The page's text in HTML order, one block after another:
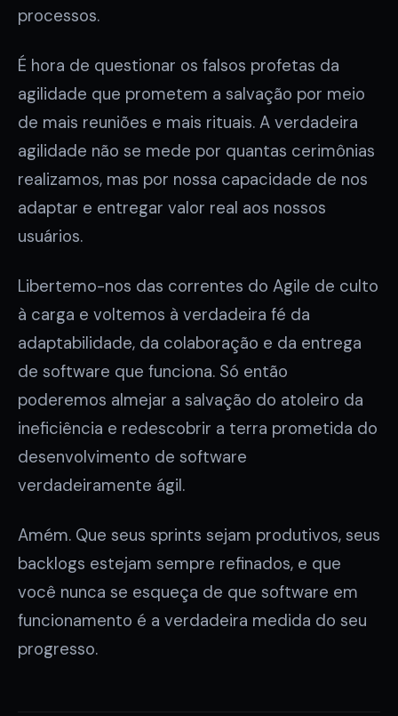
processos.
É hora de questionar os falsos profetas da
agilidade que prometem a salvação por meio
de mais reuniões e mais rituais. A verdadeira
agilidade não se mede por quantas cerimônias
realizamos, mas por nossa capacidade de nos
adaptar e entregar valor real aos nossos
usuários.
Libertemo-nos das correntes do Agile de culto
à carga e voltemos à verdadeira fé da
adaptabilidade, da colaboração e da entrega
de software que funciona. Só então
poderemos almejar a salvação do atoleiro da
ineficiência e redescobrir a terra prometida do
desenvolvimento de software
verdadeiramente ágil.
Amém. Que seus sprints sejam produtivos, seus
backlogs estejam sempre refinados, e que
você nunca se esqueça de que software em
funcionamento é a verdadeira medida do seu
progresso.